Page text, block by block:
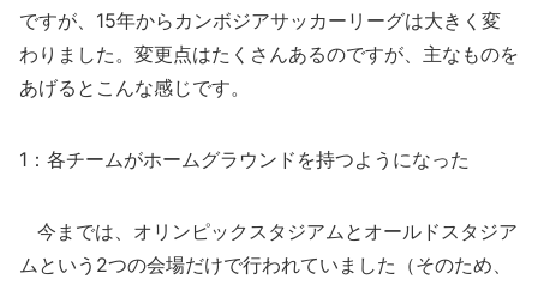
ですが、15年からカンボジアサッカーリーグは大きく変
わりました。変更点はたくさんあるのですが、主なものを
あげるとこんな感じです。
1：各チームがホームグラウンドを持つようになった
今までは、オリンピックスタジアムとオールドスタジア
ムという2つの会場だけで行われていました（そのため、